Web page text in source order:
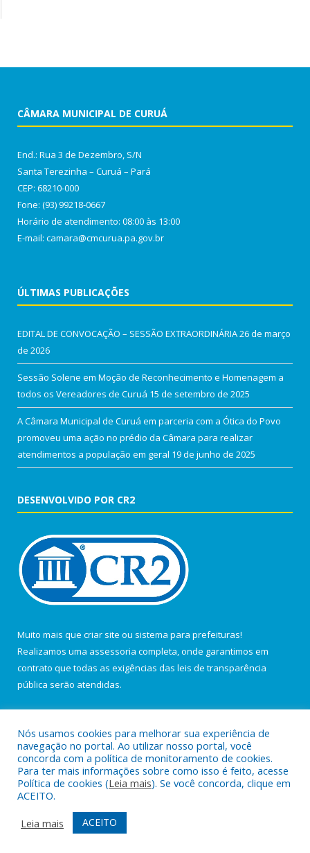
CÂMARA MUNICIPAL DE CURUÁ
End.: Rua 3 de Dezembro, S/N
Santa Terezinha – Curuá – Pará
CEP: 68210-000
Fone: (93) 99218-0667
Horário de atendimento: 08:00 às 13:00
E-mail: camara@cmcurua.pa.gov.br
ÚLTIMAS PUBLICAÇÕES
EDITAL DE CONVOCAÇÃO – SESSÃO EXTRAORDINÁRIA26 de março
de 2026
Sessão Solene em Moção de Reconhecimento e Homenagem a
todos os Vereadores de Curuá 15 de setembro de 2025
A Câmara Municipal de Curuá em parceria com a Ótica do Povo
promoveu uma ação no prédio da Câmara para realizar
atendimentos a população em geral 19 de junho de 2025
DESENVOLVIDO POR CR2
Muito mais que criar site ou sistema para prefeituras!
Realizamos uma assessoria completa, onde garantimos em
contrato que todas as exigências das leis de transparência
pública serão atendidas.
Todos os direitos reservados a Câmara Municipal de Curuá.
Mapa do Site
Acessar Área Administrativa
Acessar Webmail
Nós usamos cookies para melhorar sua experiência de
navegação no portal. Ao utilizar nosso portal, você
concorda com a política de monitoramento de cookies.
Para ter mais informações sobre como isso é feito, acesse
Política de cookies (Leia mais). Se você concorda, clique em
ACEITO.
Leia mais
ACEITO